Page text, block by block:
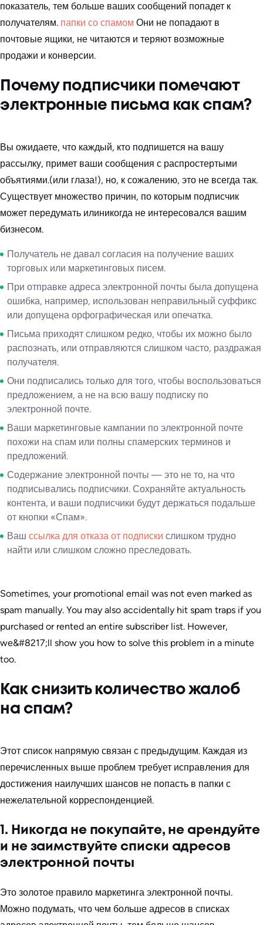
показатель, тем больше ваших сообщений попадет к
получателям. папки со спамом Они не попадают в
почтовые ящики, не читаются и теряют возможные
продажи и конверсии.
Почему подписчики помечают
электронные письма как спам?
Вы ожидаете, что каждый, кто подпишется на вашу
рассылку, примет ваши сообщения с распростертыми
объятиями.(или глаза!), но, к сожалению, это не всегда так.
Существует множество причин, по которым подписчик
может передумать илиникогда не интересовался вашим
бизнесом.
Получатель не давал согласия на получение ваших
торговых или маркетинговых писем.
При отправке адреса электронной почты была допущена
ошибка, например, использован неправильный суффикс
или допущена орфографическая или опечатка.
Письма приходят слишком редко, чтобы их можно было
распознать, или отправляются слишком часто, раздражая
получателя.
Они подписались только для того, чтобы воспользоваться
предложением, а не на всю вашу подписку по
электронной почте.
Ваши маркетинговые кампании по электронной почте
похожи на спам или полны спамерских терминов и
предложений.
Содержание электронной почты — это не то, на что
подписывались подписчики. Сохраняйте актуальность
контента, и ваши подписчики будут держаться подальше
от кнопки «Спам».
Ваш ссылка для отказа от подписки слишком трудно
найти или слишком сложно преследовать.
Sometimes, your promotional email was not even marked as
spam manually. You may also accidentally hit spam traps if you
purchased or rented an entire subscriber list. However,
we&#8217;ll show you how to solve this problem in a minute
too.
Как снизить количество жалоб
на спам?
Этот список напрямую связан с предыдущим. Каждая из
перечисленных выше проблем требует исправления для
достижения наилучших шансов не попасть в папки с
нежелательной корреспонденцией.
1. Никогда не покупайте, не арендуйте
и не заимствуйте списки адресов
электронной почты
Это золотое правило маркетинга электронной почты.
Можно подумать, что чем больше адресов в списках